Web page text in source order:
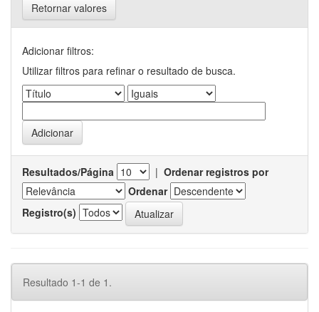
Retornar valores
Adicionar filtros:
Utilizar filtros para refinar o resultado de busca.
Resultados/Página | Ordenar registros por
Ordenar
Registro(s)
Resultado 1-1 de 1.